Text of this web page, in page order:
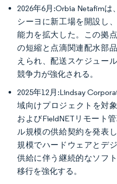
2026年6月:Orbia Netafim
シーヨに新工場を開設し
能力を拡大した。この拠
の短縮と点滴関連配水部
えられ、配送スケジュー
競争力が強化される。
2025年12月:Lindsay
域向けプロジェクトを対
およびFieldNETリモート
ル規模の供給契約を発表
規模でハードウェアとデ
供給に伴う継続的なソフ
移行を強化する。